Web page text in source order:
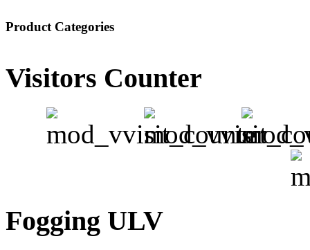
Product Categories
Visitors Counter
Fogging ULV